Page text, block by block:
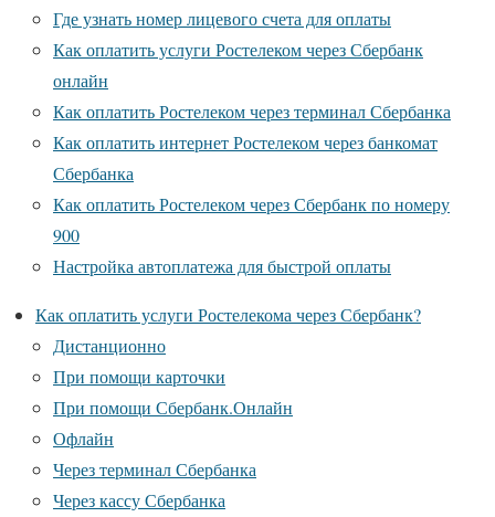
Где узнать номер лицевого счета для оплаты
Как оплатить услуги Ростелеком через Сбербанк
онлайн
Как оплатить Ростелеком через терминал Сбербанка
Как оплатить интернет Ростелеком через банкомат
Сбербанка
Как оплатить Ростелеком через Сбербанк по номеру
900
Настройка автоплатежа для быстрой оплаты
Как оплатить услуги Ростелекома через Сбербанк?
Дистанционно
При помощи карточки
При помощи Сбербанк.Онлайн
Офлайн
Через терминал Сбербанка
Через кассу Сбербанка